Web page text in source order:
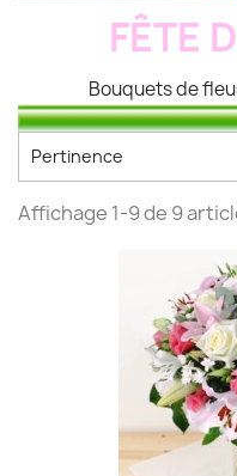
FÊTE
Bouquets de
Pertinence
Affichage 1-9 de 9